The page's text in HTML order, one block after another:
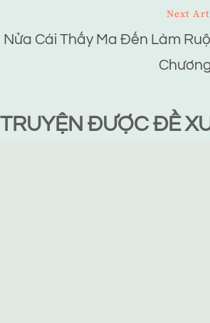
Next
Nửa Cái Thấy Ma Đến Làm
TRUYỆN ĐƯỢC ĐỀ